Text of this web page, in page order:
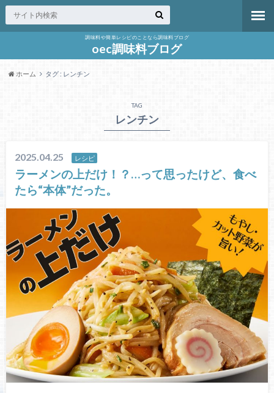
調味料や簡単レシピのことなら調味料ブログ
oec調味料ブログ
ホーム タグ : レンチン
TAG
レンチン
2025.04.25 レシピ
ラーメンの上だけ！？…って思ったけど、食べ
たら“本体”だった。